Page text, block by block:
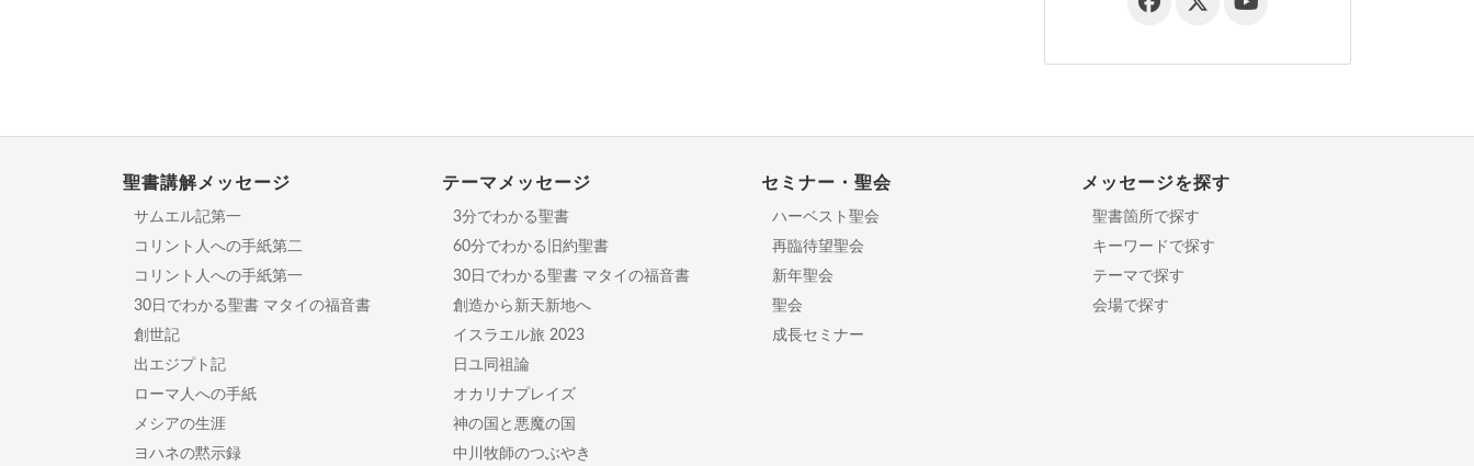
聖書講解メッセージ
サムエル記第一
コリント人への手紙第二
コリント人への手紙第一
30日でわかる聖書 マタイの福音書
創世記
出エジプト記
ローマ人への手紙
メシアの生涯
ヨハネの黙示録
テーマメッセージ
3分でわかる聖書
60分でわかる旧約聖書
30日でわかる聖書 マタイの福音書
創造から新天新地へ
イスラエル旅 2023
日ユ同祖論
オカリナプレイズ
神の国と悪魔の国
中川牧師のつぶやき
セミナー・聖会
ハーベスト聖会
再臨待望聖会
新年聖会
聖会
成長セミナー
メッセージを探す
聖書箇所で探す
キーワードで探す
テーマで探す
会場で探す